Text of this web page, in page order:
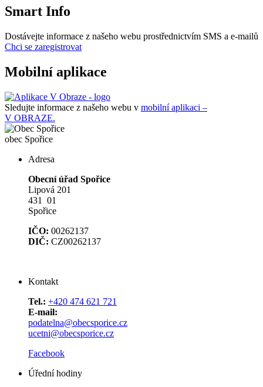
Smart Info
Dostávejte informace z našeho webu prostřednictvím SMS a e-mailů
Chci se zaregistrovat
Mobilní aplikace
Sledujte informace z našeho webu v mobilní aplikaci –
V OBRAZE.
obec Spořice
Adresa
Obecní úřad Spořice
Lipová 201
431 01
Spořice
IČO: 00262137
DIČ: CZ00262137
Kontakt
Tel.: +420 474 621 721
E-mail:
podatelna@obecsporice.cz
ucetni@obecsporice.cz
Facebook
Úřední hodiny